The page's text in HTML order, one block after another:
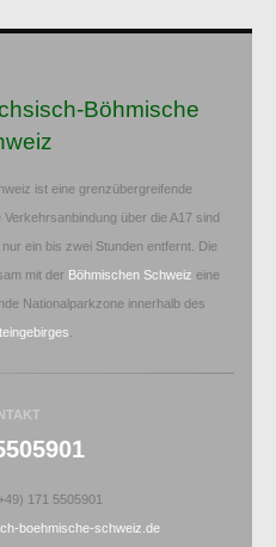
Böhmische
ist eine grenzübergreifende
über die A17 sind
ein bis zwei Stunden entfernt. Die
mit der Böhmischen Schweiz eine
Nationalparkzone innerhalb des
171 5505901
boehmische-schweiz.de